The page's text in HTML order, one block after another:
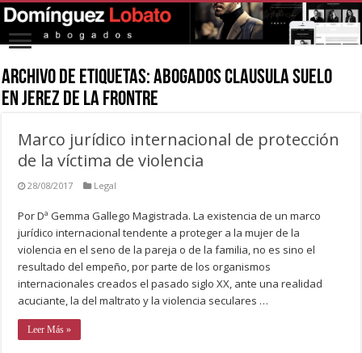
Archivo de Etiquetas:abogados clausula suelo
en jerez de la frontre
Marco jurídico internacional de protección
de la víctima de violencia
28/08/2017 Legal
Por Dª Gemma Gallego Magistrada. La existencia de un marco
jurídico internacional tendente a proteger a la mujer de la
violencia en el seno de la pareja o de la familia, no es sino el
resultado del empeño, por parte de los organismos
internacionales creados el pasado siglo XX, ante una realidad
acuciante, la del maltrato y la violencia seculares …
Leer Más »